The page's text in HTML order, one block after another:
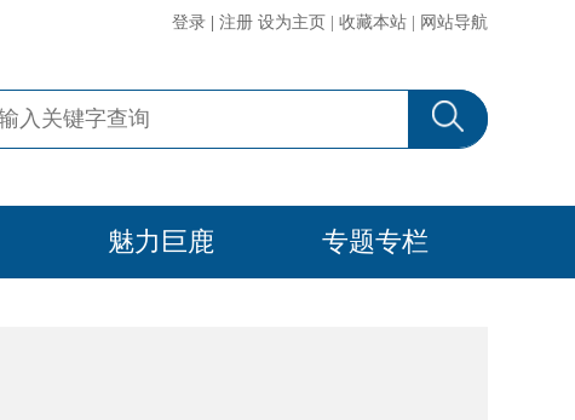
登录 注册 设为主页 收藏本站 网站导航
魅力巨鹿 专题专栏